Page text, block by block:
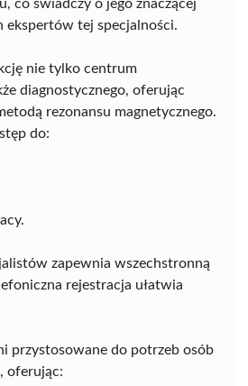
co świadczy o jego znaczącej
ekspertów tej specjalności.
nie tylko centrum
diagnostycznego, oferując
rezonansu magnetycznego.
do:
zapewnia wszechstronną
rejestracja ułatwia
przystosowane do potrzeb osób
oferując: